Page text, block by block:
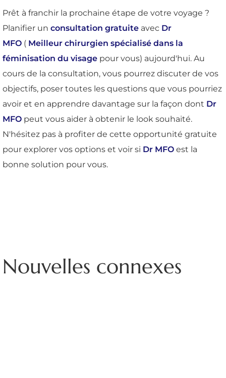
Prêt à franchir la prochaine étape de votre voyage ?
Planifier un consultation gratuite avec Dr
MFO ( Meilleur chirurgien spécialisé dans la
féminisation du visage pour vous) aujourd'hui. Au
cours de la consultation, vous pourrez discuter de vos
objectifs, poser toutes les questions que vous pourriez
avoir et en apprendre davantage sur la façon dont Dr
MFO peut vous aider à obtenir le look souhaité.
N'hésitez pas à profiter de cette opportunité gratuite
pour explorer vos options et voir si Dr MFO est la
bonne solution pour vous.
Nouvelles connexes